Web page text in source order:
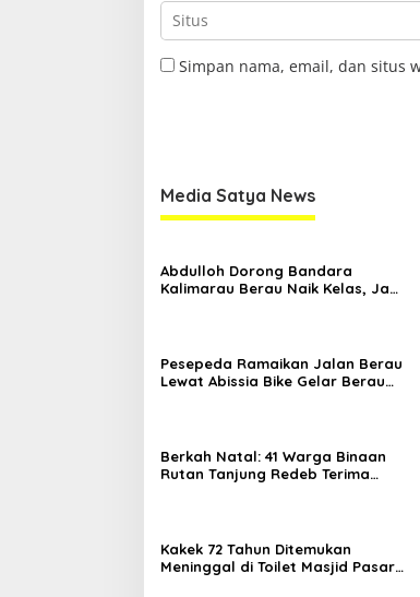
Simpan nama, email, dan situs
Media Satya News
Abdulloh Dorong Bandara
Kalimarau Berau Naik Kelas, Jadi
Pesepeda Ramaikan Jalan Berau
Lewat Abissia Bike Gelar Berau
Berkah Natal: 41 Warga Binaan
Rutan Tanjung Redeb Terima
Kakek 72 Tahun Ditemukan
Meninggal di Toilet Masjid Pasar